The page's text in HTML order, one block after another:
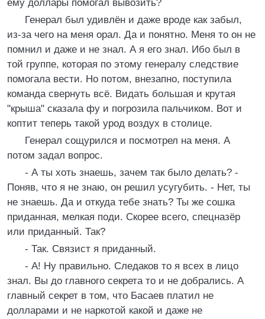
ему доллары помогал вывозить?
Генерал был удивлён и даже вроде как забыл,
из-за чего на меня орал. Да и понятно. Меня то он не
помнил и даже и не знал. А я его знал. Ибо был в
той группе, которая по этому генералу следствие
помогала вести. Но потом, внезапно, поступила
команда свернуть всё. Видать большая и крутая
"крыша" сказала фу и погрозила пальчиком. Вот и
коптит теперь такой урод воздух в столице.
Генерал сощурился и посмотрел на меня. А
потом задал вопрос.
- А ты хоть знаешь, зачем так было делать? -
Поняв, что я не знаю, он решил усугубить. - Нет, ты
не знаешь. Да и откуда тебе знать? Ты же сошка
приданная, мелкая поди. Скорее всего, спецназёр
или приданный. Так?
- Так. Связист я приданный.
- А! Ну правильно. Следаков то я всех в лицо
знал. Вы до главного секрета то и не добрались. А
главный секрет в том, что Басаев платил не
долларами и не наркотой какой и даже не